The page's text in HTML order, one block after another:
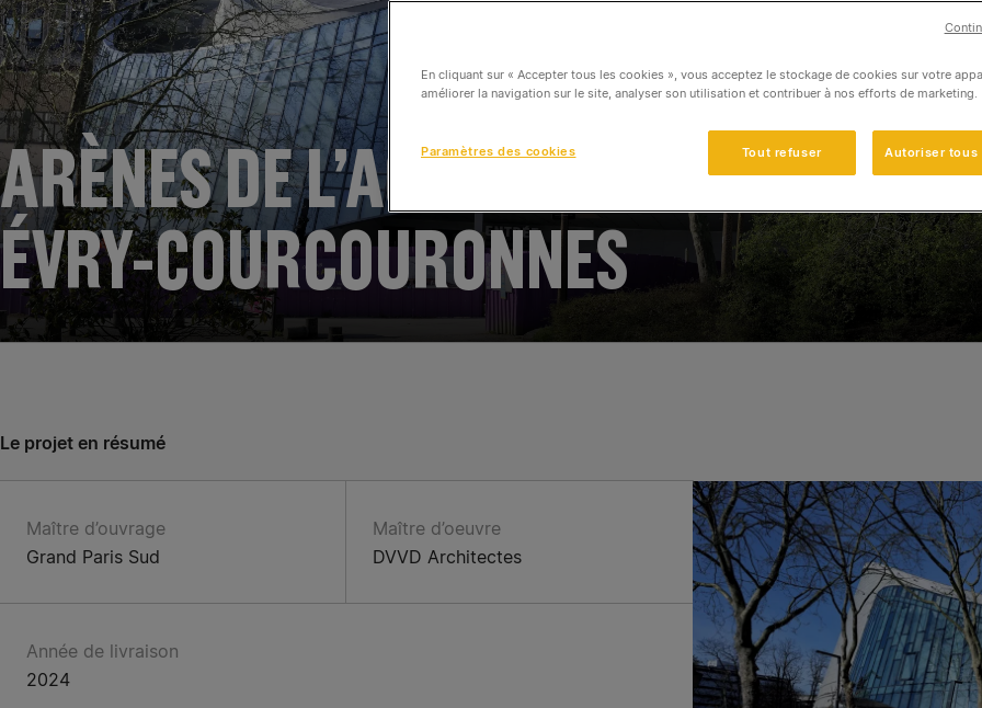
ARÈNES DE L’AGORA À
ÉVRY-COURCOURONNES
Le projet en résumé
Maître d’ouvrage
Grand Paris Sud
Maître d’oeuvre
DVVD Architectes
Année de livraison
2024
En cliquant sur « Accepter tous les cookies », vous acceptez le stockage de cookies sur votre
améliorer la navigation sur le site, analyser son utilisation et contribuer à nos efforts de marketing.
Tout refuser Autoriser tous
Paramètres des cookies